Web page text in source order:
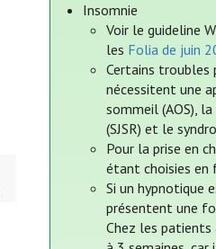
Insomnie
Voir le guideline
les Folia de juin
Certains troubles
nécessitent une
sommeil (AOS),
(SJSR) et le
Pour la prise en
étant choisies en
Si un hypnotique
présentent une
Chez les